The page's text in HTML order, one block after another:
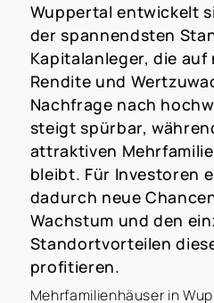
Wuppertal entwickelt
der spannendsten
Kapitalanleger, die
Rendite und
Nachfrage nach
steigt spürbar,
attraktiven
bleibt. Für Investoren
dadurch neue
Wachstum und den
Standortvorteilen
profitieren.
Mehrfamilienhäuser in